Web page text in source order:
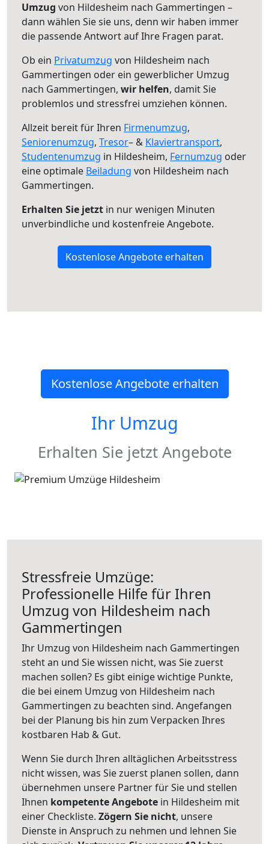
Umzug von Hildesheim nach Gammertingen –
dann wählen Sie sie uns, denn wir haben immer
die passende Antwort auf Ihre Fragen parat.
Ob ein Privatumzug von Hildesheim nach
Gammertingen oder ein gewerblicher Umzug
nach Gammertingen, wir helfen, damit Sie
problemlos und stressfrei umziehen können.
Allzeit bereit für Ihren Firmenumzug,
Seniorenumzug, Tresor– & Klaviertransport,
Studentenumzug in Hildesheim, Fernumzug oder
eine optimale Beiladung von Hildesheim nach
Gammertingen.
Erhalten Sie jetzt in nur wenigen Minuten
unverbindliche und kostenfreie Angebote.
Kostenlose Angebote erhalten
Kostenlose Angebote erhalten
Ihr Umzug
Erhalten Sie jetzt Angebote
Stressfreie Umzüge:
Professionelle Hilfe für Ihren
Umzug von Hildesheim nach
Gammertingen
Ihr Umzug von Hildesheim nach Gammertingen
steht an und Sie wissen nicht, was Sie zuerst
machen sollen? Es gibt einige wichtige Punkte,
die bei einem Umzug von Hildesheim nach
Gammertingen zu beachten sind. Angefangen
bei der Planung bis hin zum Verpacken Ihres
kostbaren Hab & Gut.
Wenn Sie durch Ihren alltäglichen Arbeitsstress
nicht wissen, was Sie zuerst planen sollen, dann
übernehmen unsere Partner für Sie und stellen
Ihnen kompetente Angebote in Hildesheim mit
einer Checkliste. Zögern Sie nicht, unsere
Dienste in Anspruch zu nehmen und lehnen Sie